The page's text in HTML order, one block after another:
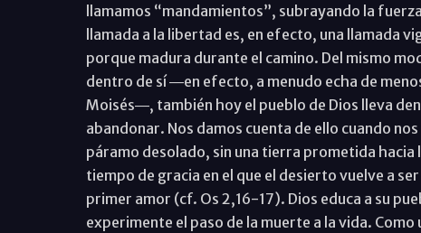
llamamos “mandamientos”, subrayando la
llamada a la libertad es, en efecto, una llamada
porque madura durante el camino. Del mismo
dentro de sí ―en efecto, a menudo echa de
Moisés―, también hoy el pueblo de Dios lleva
abandonar. Nos damos cuenta de ello cuando
páramo desolado, sin una tierra prometida hacia
tiempo de gracia en el que el desierto vuelve a
primer amor (cf. Os 2,16-17). Dios educa a su
experimente el paso de la muerte a la vida.